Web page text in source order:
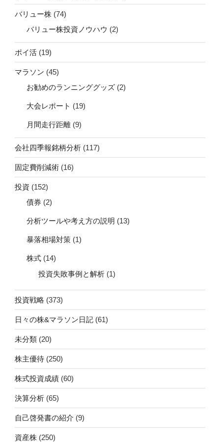
バリュー株 (74)
バリュー株投資ノウハウ (2)
ポイ活 (19)
マラソン (45)
お勧めのランニンググッズ (2)
大会レポート (19)
月間走行距離 (9)
会社四季報銘柄分析 (117)
固定費削減術 (16)
投資 (152)
債券 (2)
分析ツールや考え方の説明 (13)
暴落相場対策 (1)
株式 (14)
投資失敗事例と解析 (1)
投資戦略 (373)
日々の株&マラソン日記 (61)
未分類 (20)
株主優待 (250)
株式投資成績 (60)
決算分析 (65)
自己啓発書の紹介 (9)
資産株 (250)